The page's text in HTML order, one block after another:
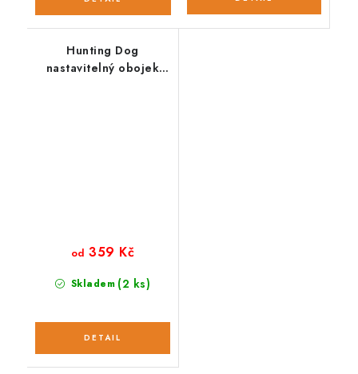
Hunting Dog
nastavitelný obojek
Skladem (2 ks)
od 359 Kč